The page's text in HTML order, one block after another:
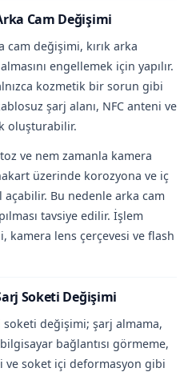
Cam Değişimi
cam değişimi, kırık arka
engellemek için yapılır.
kozmetik bir sorun gibi
şarj alanı, NFC anteni ve
oluşturabilir.
ve nem zamanla kamera
üzerinde korozyona ve iç
Bu nedenle arka cam
tavsiye edilir. İşlem
kamera lens çerçevesi ve flash
Soketi Değişimi
soketi değişimi; şarj almama,
bağlantısı görmeme,
ve soket içi deformasyon gibi